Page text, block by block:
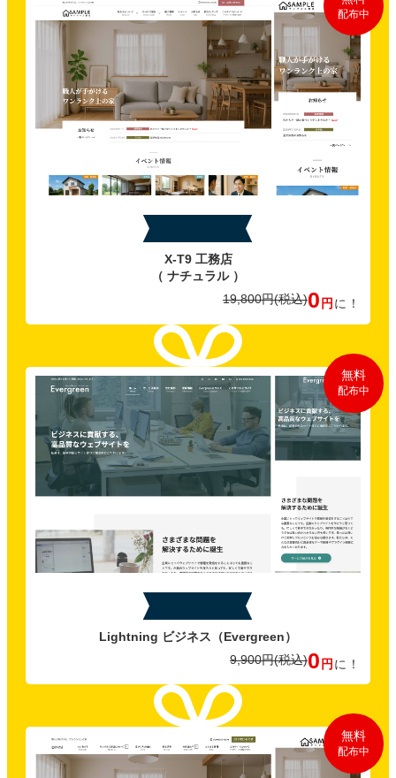
配布中
X-T9 工務店
（ ナチュラル ）
19,800円(税込)0 円 に！
無料
配布中
Lightning ビジネス （Evergreen）
9,900円(税込)0 円 に！
無料
配布中